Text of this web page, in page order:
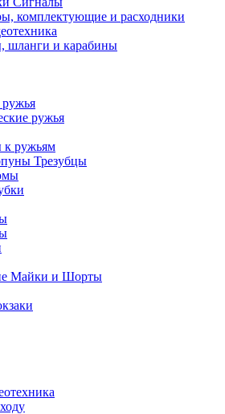
комплектующие и расходники
шланги и карабины
ружья
к ружьям
Трезубцы
Майки и Шорты